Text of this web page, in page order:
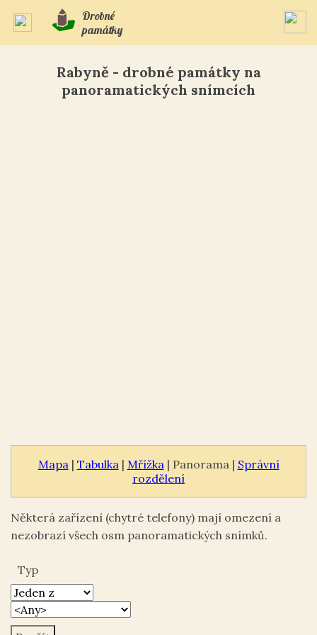
Drobné
památky
Rabyně - drobné památky na
panoramatických snímcích
Mapa | Tabulka | Mřížka | Panorama | Správní
rozdělení
Některá zařízení (chytré telefony) mají omezení a
nezobrazí všech osm panoramatických snímků.
Typ